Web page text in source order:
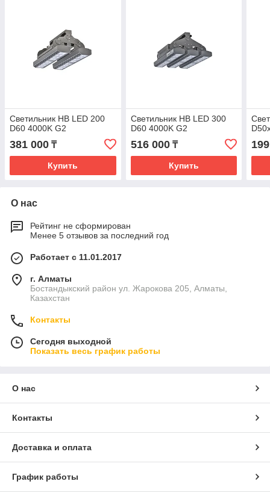
Светильник HB LED 200
D60 4000K G2
381 000 ₸
Купить
Светильник HB LED 300
D60 4000K G2
516 000₸
Купить
О нас
Рейтинг не сформирован
Менее 5 отзывов за последний год
Работает с 11.01.2017
г. Алматы
Бостандыкский район ул. Жарокова 205, Алматы,
Казахстан
Контакты
Сегодня выходной
Показать весь график работы
О нас
Контакты
Доставка и оплата
График работы